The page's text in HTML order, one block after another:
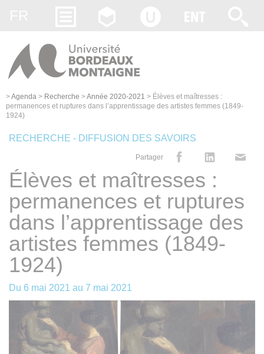
>Agenda > Recherche >Année 2020-2021 > Élèves et maîtresses :
permanences et ruptures dans l’apprentissage des artistes femmes (1849-
1924)
RECHERCHE - DIFFUSION DES SAVOIRS
Partager
Élèves et maîtresses :
permanences et ruptures
dans l’apprentissage des
artistes femmes (1849-
1924)
Du 6 mai 2021 au 7 mai 2021